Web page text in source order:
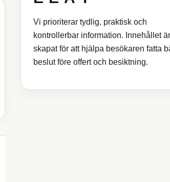
Vi prioriterar tydlig, praktisk och
kontrollerbar information. Innehållet är
skapat för att hjälpa besökaren fatta
beslut före offert och besiktning.